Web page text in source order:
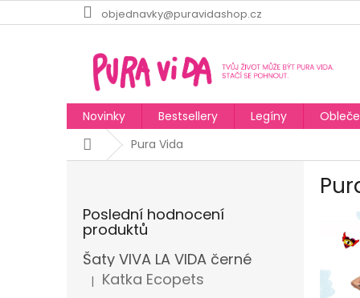
na
objednavky@puravidashop.cz
Novinky Bestsellery Legíny
DomůPura Vida
Poslední hodnocení
produktů
Šaty VIVA LA VIDA černé
Hodnocení produktu je 5 z 5 hvězdiček.
| Katka Ecopets i